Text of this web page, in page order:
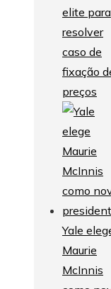
elite para
resolver
caso de
fixação
preços
Yale
Maurie
McInnis